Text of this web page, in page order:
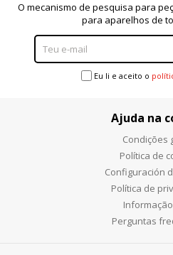
O mecanismo de pesquisa para
para aparelhos de
Eu li e aceito o
Ajuda na
Condições
Política de
Configuración
Política de
Perguntas